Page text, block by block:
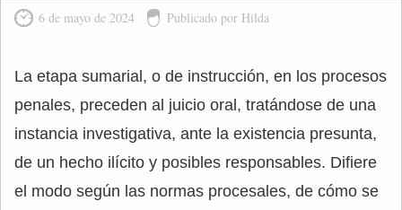
6 de mayo de 2024 Publicado por Hilda
La etapa sumarial, o de instrucción, en los procesos
penales, preceden al juicio oral, tratándose de una
instancia investigativa, ante la existencia presunta,
de un hecho ilícito y posibles responsables. Difiere
el modo según las normas procesales, de cómo se